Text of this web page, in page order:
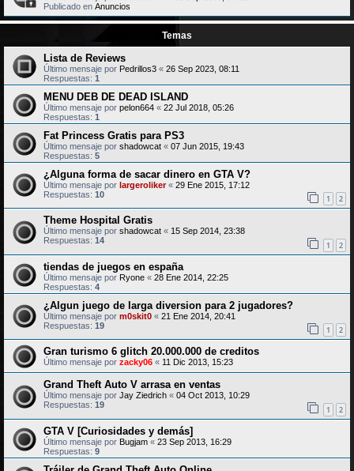
Publicado en Anuncios
Temas
Lista de Reviews
Último mensaje por Pedrillos3 « 26 Sep 2023, 08:11
Respuestas: 1
MENU DEB DE DEAD ISLAND
Último mensaje por pelon664 « 22 Jul 2018, 05:26
Respuestas: 1
Fat Princess Gratis para PS3
Último mensaje por shadowcat « 07 Jun 2015, 19:43
Respuestas: 5
¿Alguna forma de sacar dinero en GTA V?
Último mensaje por largeroliker« 29 Ene 2015, 17:12
Respuestas: 10 1 2
Theme Hospital Gratis
Último mensaje por shadowcat « 15 Sep 2014, 23:38
Respuestas: 14 1 2
tiendas de juegos en españa
Último mensaje por Ryone « 28 Ene 2014, 22:25
Respuestas: 4
¿Algun juego de larga diversion para 2 jugadores?
Último mensaje por m0skit0 « 21 Ene 2014, 20:41
Respuestas: 19 1 2
Gran turismo 6 glitch 20.000.000 de creditos
Último mensaje por zacky06 « 11 Dic 2013, 15:23
Grand Theft Auto V arrasa en ventas
Último mensaje por Jay Ziedrich « 04 Oct 2013, 10:29
Respuestas: 19 1 2
GTA V [Curiosidades y demás]
Último mensaje por Bugjam « 23 Sep 2013, 16:29
Respuestas: 9